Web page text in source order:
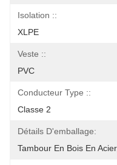
Isolation ::
XLPE
Veste ::
PVC
Conducteur Type ::
Classe 2
Détails D'emballage:
Tambour En Bois En